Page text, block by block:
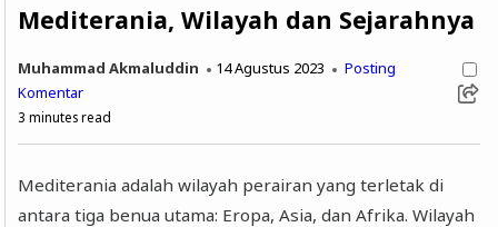
Mediterania, Wilayah dan Sejarahnya
Muhammad Akmaluddin 14 Agustus 2023
Posting
Komentar
3 minutes read
Mediterania adalah wilayah perairan yang terletak di
antara tiga benua utama: Eropa, Asia, dan Afrika. Wilayah